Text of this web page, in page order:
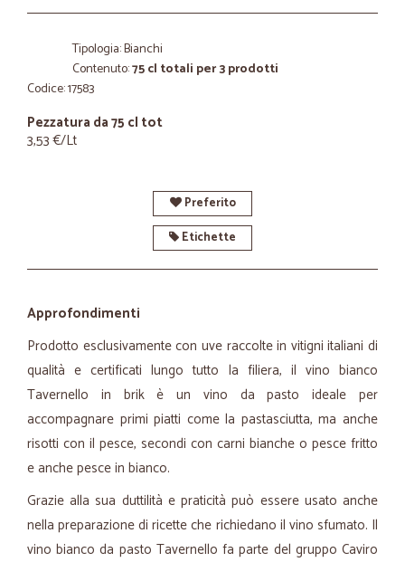
Tipologia: Bianchi
Contenuto:75 cl totali per 3 prodotti
Codice: 17583
Pezzatura da 75 cl tot
3,53 €/Lt
Preferito
Etichette
Approfondimenti
Prodotto esclusivamente con uve raccolte in vitigni italiani di
qualità e certificati lungo tutto la filiera, il vino bianco
Tavernello in brik è un vino da pasto ideale per
accompagnare primi piatti come la pastasciutta, ma anche
risotti con il pesce, secondi con carni bianche o pesce fritto
e anche pesce in bianco.
Grazie alla sua duttilità e praticità può essere usato anche
nella preparazione di ricette che richiedano il vino sfumato. Il
vino bianco da pasto Tavernello fa parte del gruppo Caviro